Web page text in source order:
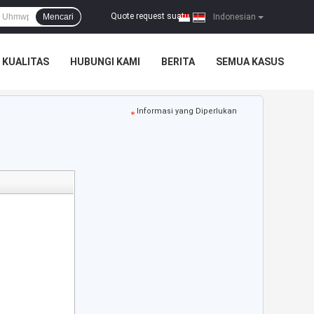
Indonesian
Quote request suatu |
Mencari
KUALITAS HUBUNGI KAMI BERITA SEMUA KASUS
Informasi yang Diperlukan